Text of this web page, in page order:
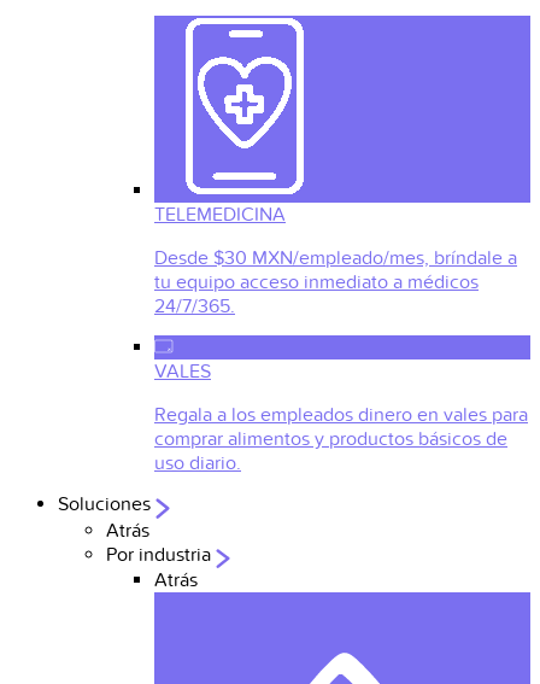
TELEMEDICINA
Desde $30 MXN/empleado/mes, bríndale a
tu equipo acceso inmediato a médicos
24/7/365.
VALES
Regala a los empleados dinero en vales para
comprar alimentos y productos básicos de
uso diario.
Soluciones
Atrás
Por industria
Atrás